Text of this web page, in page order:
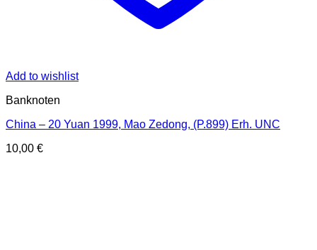
Add to wishlist
Banknoten
China – 20 Yuan 1999, Mao Zedong, (P.899) Erh. UNC
10,00 €